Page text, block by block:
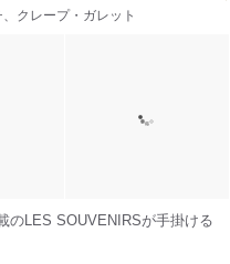
クレープ・ガレット
のLES SOUVENIRSが手掛ける